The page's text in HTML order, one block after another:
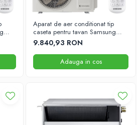
Aparat de aer conditionat tip
caseta pentru tavan Samsung
18000 BTU 840mm x 840mm
9.840,93 RON
Adauga in cos